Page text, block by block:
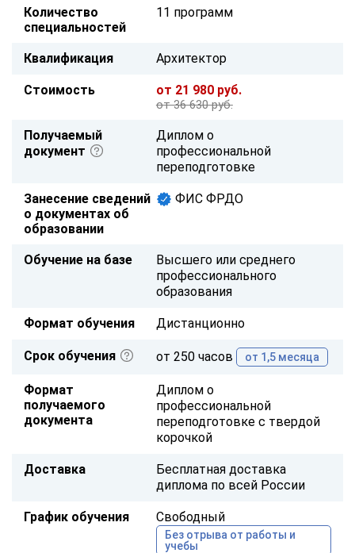
Количество
специальностей
11 программ
Квалификация Архитектор
Стоимость от 21 980 руб.
от 36 630 руб.
Получаемый
документ
Диплом о
профессиональной
переподготовке
Занесение сведений
о документах об
образовании
ФИС ФРДО
Обучение на базе
Высшего или среднего
профессионального
образования
Формат обучения Дистанционно
Срок обучения от 250 часов от 1,5 месяца
Формат
получаемого
документа
Диплом о
профессиональной
переподготовке с твердой
корочкой
Доставка
Бесплатная доставка
диплома по всей России
График обучения Свободный
Без отрыва от работы и
учебы